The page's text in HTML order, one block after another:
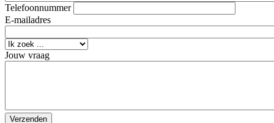
Telefoonnummer
E-mailadres
Jouw vraag